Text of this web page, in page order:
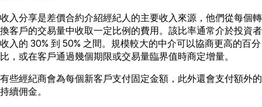
收入分享是差價合約介紹經紀人的主要收入來源，他們從每個轉
換客戶的交易量中收取一定比例的費用。該比率通常介於投資者
收入的 30% 到 50% 之間。規模較大的中介可以協商更高的百分
比，或在客戶通過幾個期限或交易量臨界值時商定增量。
有些經紀商會為每個新客戶支付固定金額，此外還會支付額外的
持續佣金。